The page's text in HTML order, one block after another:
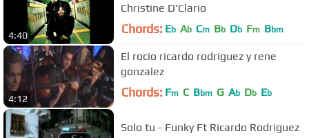
4:40
Christine D'Clario
Chords: Eb Ab Cm Bb Db Fm Bbm
4:12
El rocio ricardo rodriguez y rene
gonzalez
Chords: Fm C Bbm G Ab Db Eb
Solo tu - Funky Ft Ricardo Rodriguez